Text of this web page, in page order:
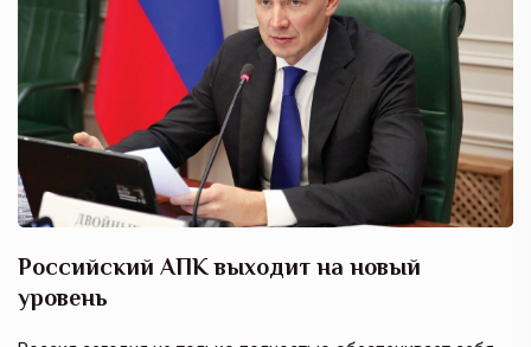
Российский АПК выходит на новый
уровень